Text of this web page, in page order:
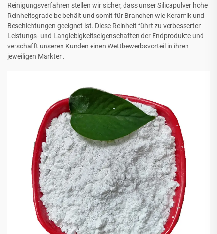
Reinigungsverfahren stellen wir sicher, dass unser Silicapulver hohe
Reinheitsgrade beibehält und somit für Branchen wie Keramik und
Beschichtungen geeignet ist. Diese Reinheit führt zu verbesserten
Leistungs- und Langlebigkeitseigenschaften der Endprodukte und
verschafft unseren Kunden einen Wettbewerbsvorteil in ihren
jeweiligen Märkten.